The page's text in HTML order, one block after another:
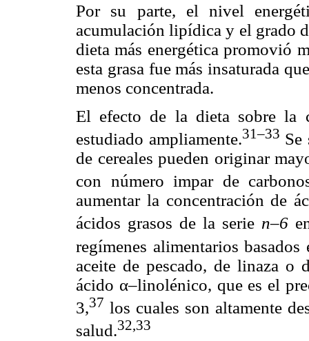
Por su parte, el nivel
acumulación lipídica y el grado
dieta más energética promovió
esta grasa fue más insaturada
menos concentrada.
El efecto de la dieta sobre la
estudiado ampliamente.31–33 Se
de cereales pueden originar
con número impar de
aumentar la concentración de
ácidos grasos de la serie n–6
regímenes alimentarios basados
aceite de pescado, de linaza o
ácido α–linolénico, que es el
3,37 los cuales son altamente
salud.32,33